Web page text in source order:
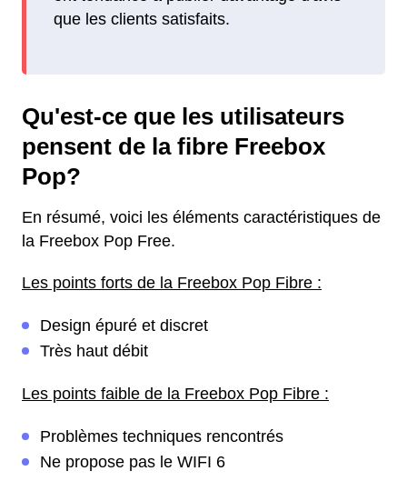
que les clients satisfaits.
Qu'est-ce que les utilisateurs
pensent de la fibre Freebox
Pop?
En résumé, voici les éléments caractéristiques de
la Freebox Pop Free.
Les points forts de la Freebox Pop Fibre :
Design épuré et discret
Très haut débit
Les points faible de la Freebox Pop Fibre :
Problèmes techniques rencontrés
Ne propose pas le WIFI 6